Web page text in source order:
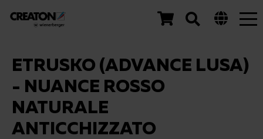
ETRUSKO (ADVANCE LUSA)
- NUANCE ROSSO
NATURALE
ANTICCHIZZATO